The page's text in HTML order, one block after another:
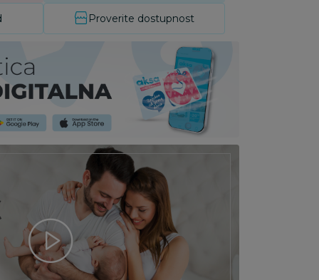
Proverite dostupnost